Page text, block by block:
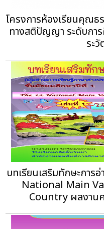
โครงการห้องเรียนคุณ
ทางสติปัญญา ระดับกา
ระ
บทเรียนเสริมทักษะการ
National Main
Country ผลงาน